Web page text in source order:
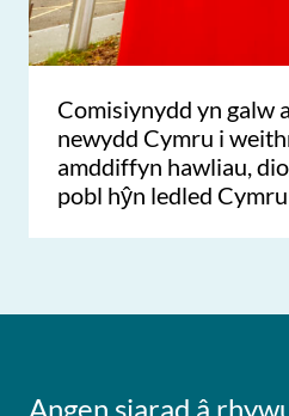
Comisiynydd yn galw
newydd Cymru i
amddiffyn hawliau,
pobl hŷn ledled Cymru
Angen siarad â